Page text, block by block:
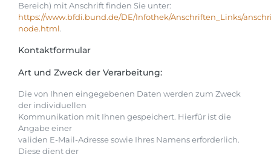
Bereich) mit Anschrift finden Sie unter:
https://www.bfdi.bund.de/DE/Infothek/Anschriften_Links/
node.html.
Kontaktformular
Art und Zweck der Verarbeitung:
Die von Ihnen eingegebenen Daten werden zum Zweck
der individuellen
Kommunikation mit Ihnen gespeichert. Hierfür ist die
Angabe einer
validen E-Mail-Adresse sowie Ihres Namens erforderlich.
Diese dient der